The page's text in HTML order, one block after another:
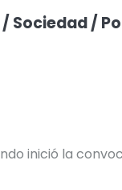
Sociedad /
inició la